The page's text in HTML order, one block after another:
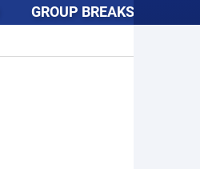
GROUP BREAKS 🚧👥🚧